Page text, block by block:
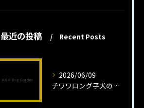
最近の投稿 Recent Posts
2026/06/09
チワワロング子犬の健康管理法とは